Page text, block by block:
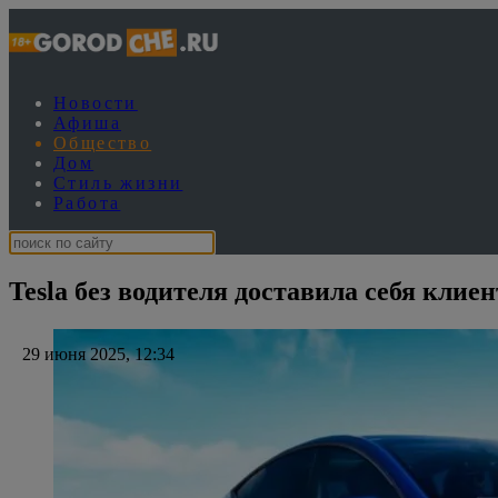
Новости
Афиша
Общество
Дом
Стиль жизни
Работа
Tesla без водителя доставила себя
29 июня 2025, 12:34